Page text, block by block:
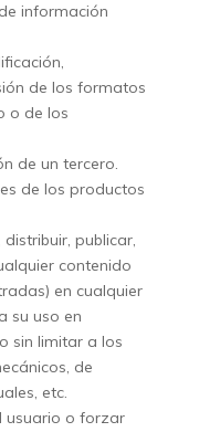
información
de los formatos
o de los
de un tercero.
de los productos
publicar,
contenido
en cualquier
su uso en
sin limitar a los
de
etc.
usuario o forzar